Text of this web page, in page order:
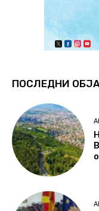
ПОСЛЕДНИ